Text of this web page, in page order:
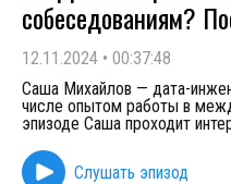
собеседованиям?
12.11.2024 • 00:37:48
Саша Михайлов — дата-
числе опытом работы в
эпизоде Саша проходит
Слушать эпизод